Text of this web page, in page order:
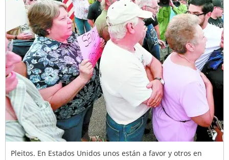
Pleitos. En Estados Unidos unos están a favor y otros en